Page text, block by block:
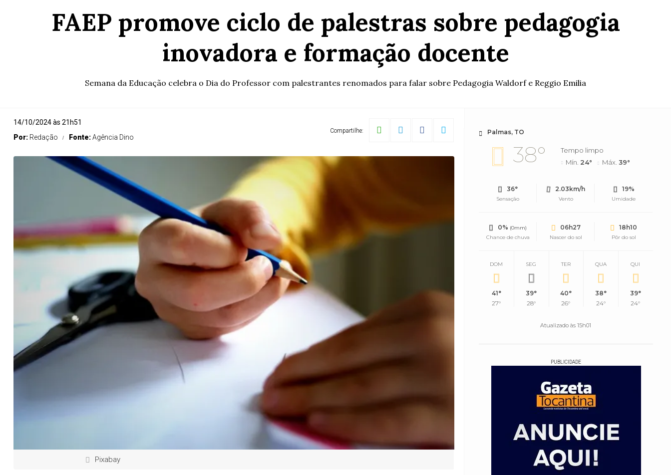
FAEP promove ciclo de palestras sobre pedagogia
inovadora e formação docente
Semana da Educação celebra o Dia do Professor com palestrantes renomados para falar sobre Pedagogia Waldorf e Reggio Emilia
14/10/2024 às 21h51
Por: Redação Fonte:Agência Dino
Compartilhe:
Pixabay
Palmas, TO
38°
Tempo limpo
Mín. 24° Máx.39°
36°
Sensação
2.03km/h
Vento
19%
Umidade
0% (0mm)
Chance de chuva
06h27
Nascer do sol
18h10
Pôr do sol
DOM
41°
27°
SEG
39°
28°
TER
40°
26°
QUA
38°
24°
QUI
39°
24°
Atualizado às 15h01
PUBLICIDADE